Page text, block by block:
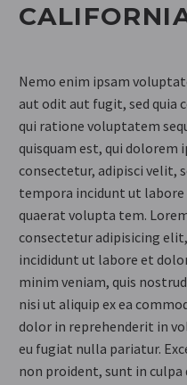
Nemo enim ipsam
aut odit aut fugit, sed quia
qui ratione voluptatem
quisquam est, qui dolorem
consectetur, adipisci velit,
tempora incidunt ut
quaerat volupta tem.
consectetur adipisicing
incididunt ut labore et
minim veniam, quis
nisi ut aliquip ex ea
dolor in reprehenderit in
eu fugiat nulla pariatur.
non proident, sunt in